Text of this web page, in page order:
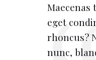
Maecenas
eget
rhoncus?
nunc,